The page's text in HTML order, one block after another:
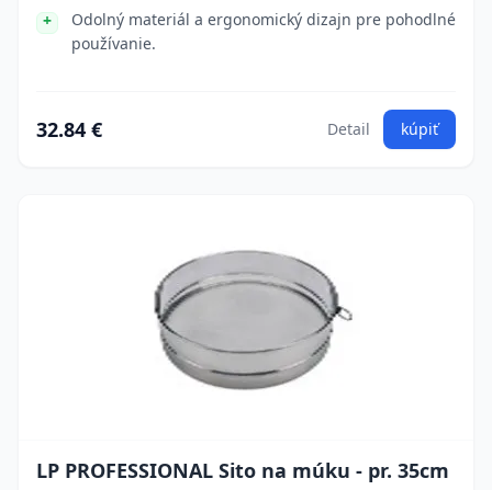
Odolný materiál a ergonomický dizajn pre pohodlné
používanie.
32.84 € Detail kúpiť
LP PROFESSIONAL Sito na múku - pr. 35cm